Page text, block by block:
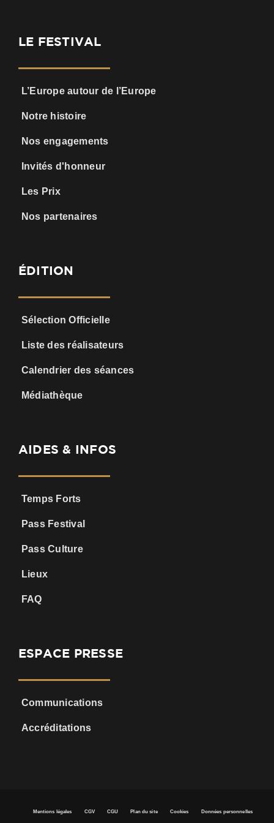
LE FESTIVAL
L’Europe autour de l’Europe
Notre histoire
Nos engagements
Invités d'honneur
Les Prix
Nos partenaires
ÉDITION
Sélection Officielle
Liste des réalisateurs
Calendrier des séances
Médiathèque
AIDES & INFOS
Temps Forts
Pass Festival
Pass Culture
Lieux
FAQ
ESPACE PRESSE
Communications
Accréditations
Mentions légales CGV CGU Plan du site Cookies Données personnelles